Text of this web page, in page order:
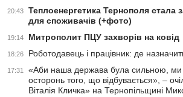
20:43
Теплоенергетика Тернополя стала
для споживачів (+фото)
19:14 Митрополит ПЦУ захворів на ковід
18:26 Роботодавець і працівник: де
17:31
«Аби наша держава була сильною, ми
осторонь того, що відбувається», –
Віталія Кличка» на Тернопільщині